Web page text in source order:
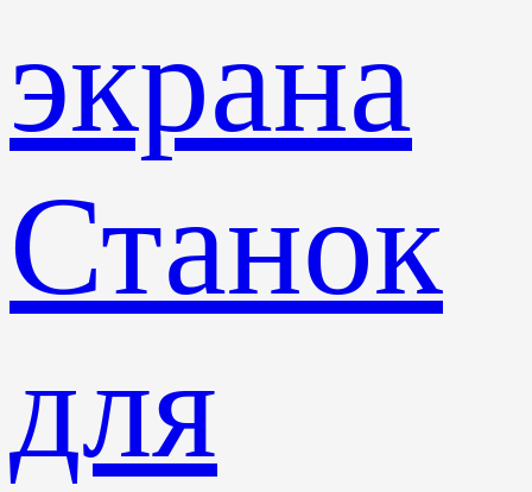
экрана
Станок
для